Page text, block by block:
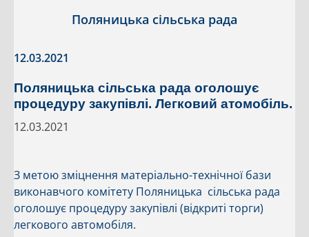
Поляницька сільська рада
12.03.2021
Поляницька сільська рада оголошує
процедуру закупівлі. Легковий атомобіль.
12.03.2021
З метою зміцнення матеріально-технічної бази
виконавчого комітету Поляницька сільська рада
оголошує процедуру закупівлі (відкриті торги)
легкового автомобіля.